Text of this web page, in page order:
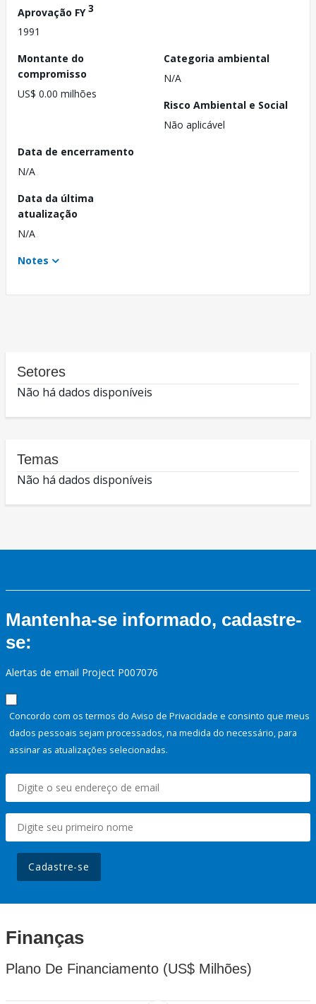
Aprovação FY3
1991
Montante do
compromisso
US$ 0.00 milhões
Categoria ambiental
N/A
Risco Ambiental e Social
Não aplicável
Data de encerramento
N/A
Data da última
atualização
N/A
Notes
Setores
Não há dados disponíveis
Temas
Não há dados disponíveis
Mantenha-se informado, cadastre-
se:
Alertas de email Project P007076
Concordo com os termos do Aviso de Privacidade e consinto que meus
dados pessoais sejam processados, na medida do necessário, para
assinar as atualizações selecionadas.
Cadastre-se
Finanças
Plano De Financiamento (US$ Milhões)